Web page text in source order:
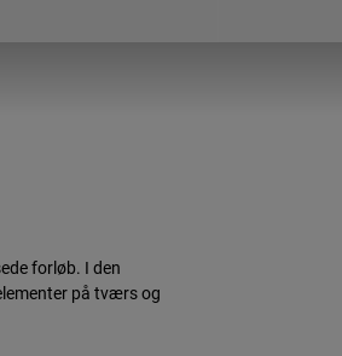
forløb. I den
på tværs og